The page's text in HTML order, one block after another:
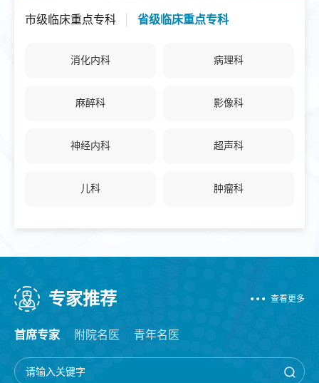
市级临床重点专科 省级临床重点专科
消化内科 病理科
麻醉科 影像科
神经内科 超声科
儿科 肿瘤科
重症医学科 普外科
呼吸与危重症医学科
急诊科
专家推荐
首席专家
查看更多
附院名医 青年名医